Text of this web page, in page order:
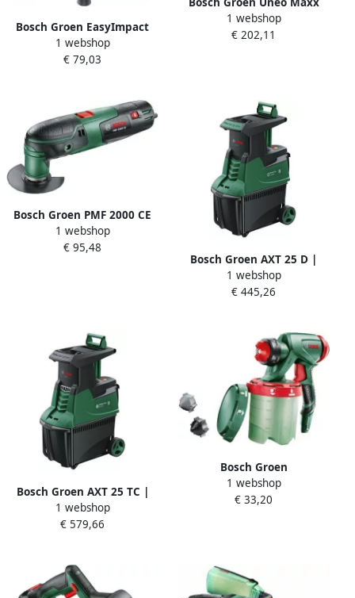
Bosch Groen EasyImpact
6300 Klopboormachine |
630 W | In koffer
1 webshop
€ 79,03
SBX Accu Boorhamer | 18V |
2 x 1.5 Ah accu + lader | In
1 webshop
€ 202,11
Bosch Groen PMF 2000 CE
Multitool | Incl. accessoires
0603102003
1 webshop
€ 95,48
Bosch Groen AXT 25 D |
Fluisterhakselaar | 2500 W |
53L 0600803103
1 webshop
€ 445,26
Bosch Groen AXT 25 TC |
Fluisterhakselaar | 2500 W |
53L 060080330C
1 webshop
€ 579,66
Bosch Groen
Fijnspuitpistool voor alle
verfsoorten | 1000ml
1 webshop
€ 33,20